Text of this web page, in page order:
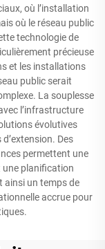
où l’installation
où le réseau public
technologie de
précieuse
et les installations
public serait
La souplesse
l’infrastructure
évolutives
Des
permettent une
une planification
ainsi un temps de
accrue pour